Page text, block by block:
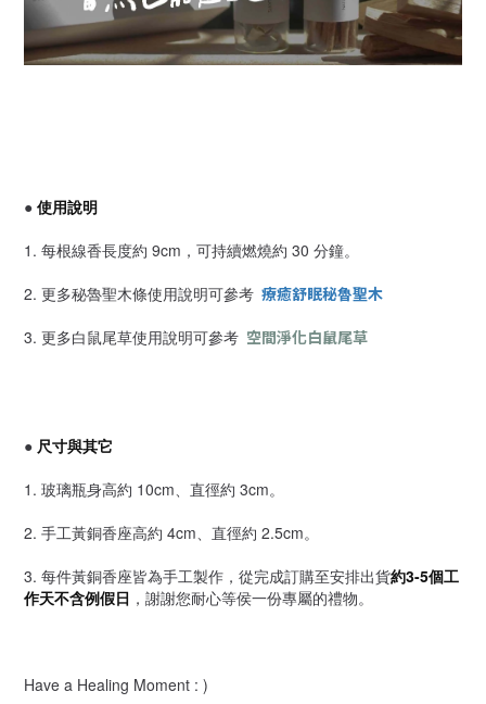
● 使用說明
1. 每根線香長度約 9cm，可持續燃燒約 30 分鐘。
2. 更多秘魯聖木條使用說明可參考 療癒舒眠秘魯聖木
3. 更多白鼠尾草使用說明可參考 空間淨化白鼠尾草
● 尺寸與其它
1. 玻璃瓶身高約 10cm、直徑約 3cm。
2. 手工黃銅香座高約 4cm、直徑約 2.5cm。
3. 每件黃銅香座皆為手工製作，從完成訂購至安排出貨約3-5個工
作天不含例假日 ，謝謝您耐心等侯一份專屬的禮物。
Have a Healing Moment : )